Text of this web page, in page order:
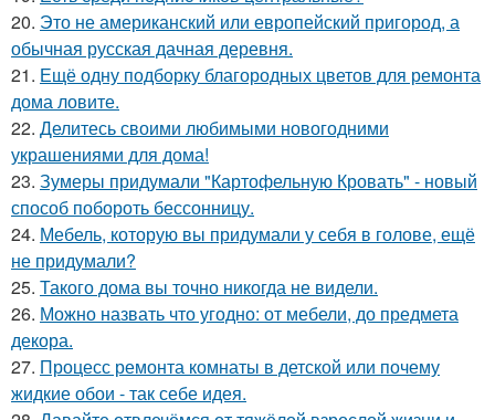
20. Это не американский или европейский пригород, а
обычная русская дачная деревня.
21. Ещё одну подборку благородных цветов для ремонта
дома ловите.
22. Делитесь своими любимыми новогодними
украшениями для дома!
23. Зумеры придумали "Картофельную Кровать" - новый
способ побороть бессонницу.
24. Мебель, которую вы придумали у себя в голове, ещё
не придумали?
25. Такого дома вы точно никогда не видели.
26. Можно назвать что угодно: от мебели, до предмета
декора.
27. Процесс ремонта комнаты в детской или почему
жидкие обои - так себе идея.